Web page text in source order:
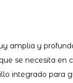
amplia y
se necesita en
integrado para